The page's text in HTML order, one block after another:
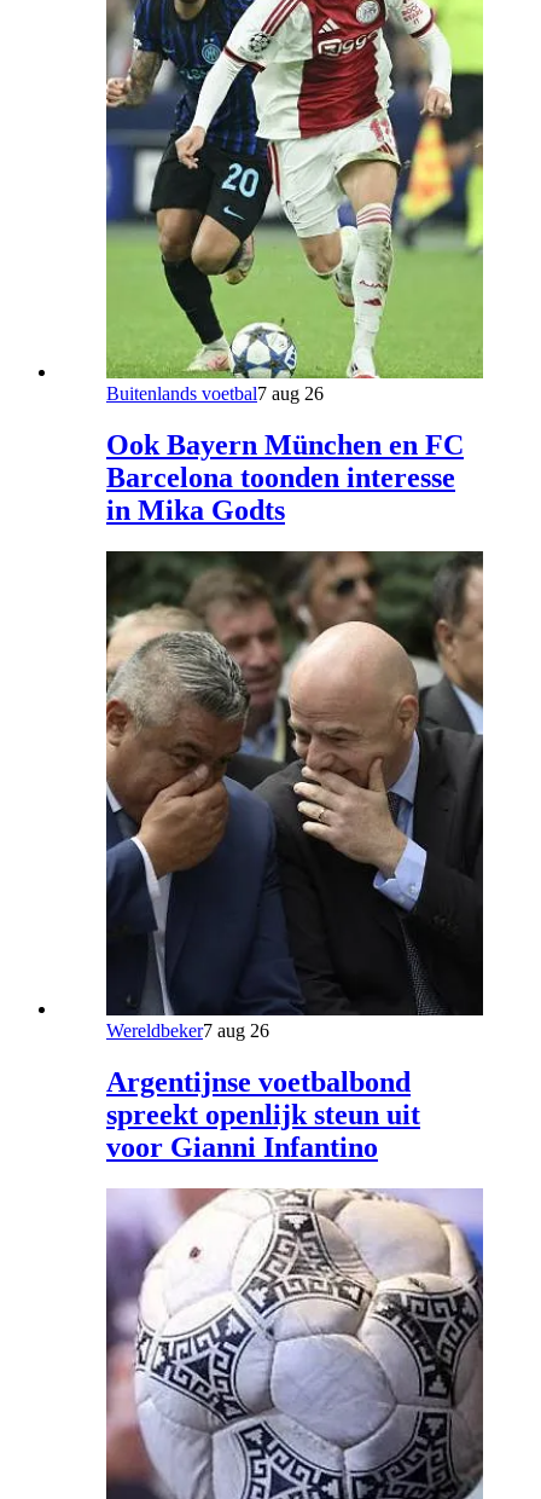
Buitenlands voetbal7 aug 26
Ook Bayern München en FC
Barcelona toonden interesse
in Mika Godts
Wereldbeker7 aug 26
Argentijnse voetbalbond
spreekt openlijk steun uit
voor Gianni Infantino